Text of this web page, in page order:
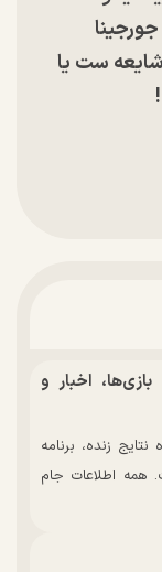
جورجینا
شایعه ست یا
برنامه بازی‌ها، اخبار و
جهانی 2026 به همراه نتایج زنده، برنامه
همه اطلاعات جام